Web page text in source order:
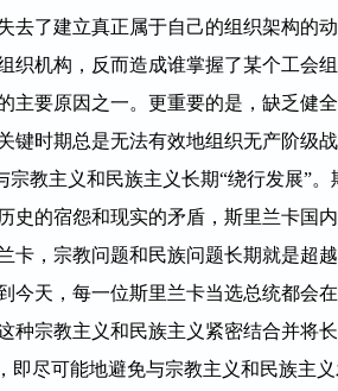
去了建立真正属于自己的组织架构的
织机构，反而造成谁掌握了某个工会
主要原因之一。更重要的是，缺乏健
键时期总是无法有效地组织无产阶级
教主义和民族主义长期“绕行发展”。
史的宿怨和现实的矛盾，斯里兰卡国
卡，宗教问题和民族问题长期就是超
今天，每一位斯里兰卡当选总统都会
种宗教主义和民族主义紧密结合并将
即尽可能地避免与宗教主义和民族主